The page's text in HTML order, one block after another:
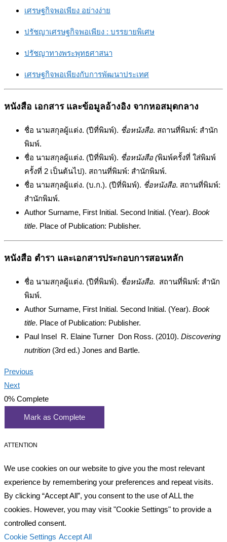
เศรษฐกิจพอเพียง อย่างง่าย
ปรัชญาเศรษฐกิจพอเพียง : บรรยายพิเศษ
ปรัชญาทางพระพุทธศาสนา
เศรษฐกิจพอเพียงกับการพัฒนาประเทศ
หนังสือ เอกสาร และข้อมูลอ้างอิง จากหอสมุดกลาง
ชื่อ นามสกุลผู้แต่ง. (ปีที่พิมพ์). ชื่อหนังสือ. สถานที่พิมพ์: สำนัก
พิมพ์.
ชื่อ นามสกุลผู้แต่ง. (ปีที่พิมพ์). ชื่อหนังสือ (พิมพ์ครั้งที่ ใส่พิมพ์
ครั้งที่ 2 เป็นต้นไป). สถานที่พิมพ์: สำนักพิมพ์.
ชื่อ นามสกุลผู้แต่ง. (บ.ก.). (ปีที่พิมพ์). ชื่อหนังสือ. สถานที่พิมพ์:
สำนักพิมพ์.
Author Surname, First Initial. Second Initial. (Year). Book
title. Place of Publication: Publisher.
หนังสือ ตำรา และเอกสารประกอบการสอนหลัก
ชื่อ นามสกุลผู้แต่ง. (ปีที่พิมพ์). ชื่อหนังสือ. สถานที่พิมพ์: สำนัก
พิมพ์.
Author Surname, First Initial. Second Initial. (Year). Book
title. Place of Publication: Publisher.
Paul Insel R. Elaine Turner Don Ross. (2010). Discovering
nutrition (3rd ed.) Jones and Bartle.
Previous
Next
0% Complete
Mark as Complete
ATTENTION
We use cookies on our website to give you the most relevant
experience by remembering your preferences and repeat visits.
By clicking “Accept All”, you consent to the use of ALL the
cookies. However, you may visit "Cookie Settings" to provide a
controlled consent.
Cookie Settings Accept All